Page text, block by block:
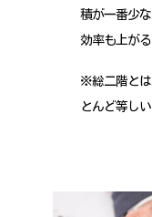
積が一番少
効率も上が
※総二階とは
とんど等し